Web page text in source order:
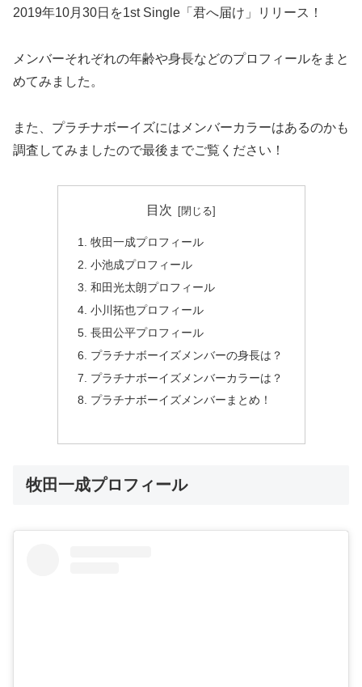
2019年10月30日を1st Single「君へ届け」リリース！
メンバーそれぞれの年齢や身長などのプロフィールをまと
めてみました。
また、プラチナボーイズにはメンバーカラーはあるのかも
調査してみましたので最後までご覧ください！
目次
牧田一成プロフィール
小池成プロフィール
和田光太朗プロフィール
小川拓也プロフィール
長田公平プロフィール
プラチナボーイズメンバーの身長は？
プラチナボーイズメンバーカラーは？
プラチナボーイズメンバーまとめ！
牧田一成プロフィール